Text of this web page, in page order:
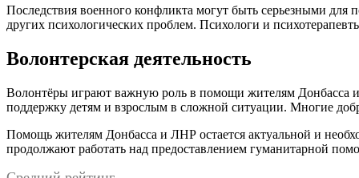
Последствия военного конфликта могут быть серьезными для
других психологических проблем. Психологи и
Волонтерская деятельность
Волонтёры играют важную роль в помощи жителям Донбасса
поддержку детям и взрослым в сложной ситуации. Многие
Помощь жителям Донбасса и ЛНР остается актуальной и
продолжают работать над предоставлением гуманитарной